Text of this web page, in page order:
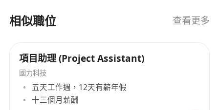
相似職位 查看更多
項目助理 (Project Assistant)
國力科技
五天工作週，12天有薪年假
十三個月薪酬